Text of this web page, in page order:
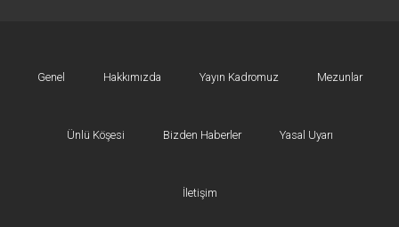
Genel Hakkımızda Yayın Kadromuz Mezunlar
Ünlü Köşesi Bizden Haberler Yasal Uyarı
İletişim